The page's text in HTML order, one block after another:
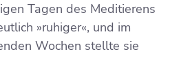
Tagen des Meditierens
»ruhiger«, und im
Wochen stellte sie